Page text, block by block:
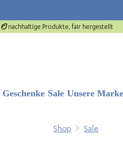
nachhaltige Produkte, fair hergestellt
Geschenke Sale Unsere
Shop Sale